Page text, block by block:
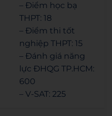
– Điểm học bạ
THPT: 18
– Điểm thi tốt
nghiệp THPT: 15
– Đánh giá năng
lực ĐHQG TP.HCM:
600
– V-SAT: 225